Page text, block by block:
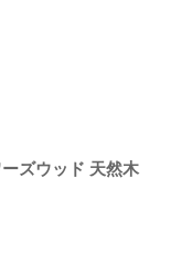
ズウッド 天然木